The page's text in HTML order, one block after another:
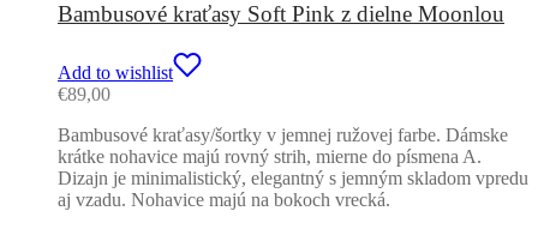
Bambusové kraťasy Soft Pink z dielne Moonlou
Add to wishlist
€89,00
Bambusové kraťasy/šortky v jemnej ružovej farbe. Dámske
krátke nohavice majú rovný strih, mierne do písmena A.
Dizajn je minimalistický, elegantný s jemným skladom vpredu
aj vzadu. Nohavice majú na bokoch vrecká.